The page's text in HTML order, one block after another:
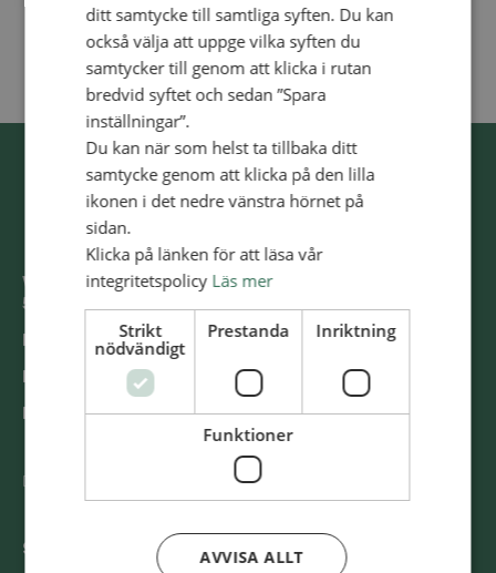
Västra Storgatan 14
553 15 Jönköping
E-post: info@alliansmissionen.se
Fler kontaktuppgifter >
Report irregularities / Rapportera oegentligheter >
@SvenskaAlliansmissionen
Swish
ditt samtycke till samtliga syften. Du kan
också välja att uppge vilka syften du
samtycker till genom att klicka i rutan
bredvid syftet och sedan ”Spara
inställningar”.
Du kan när som helst ta tillbaka ditt
samtycke genom att klicka på den lilla
ikonen i det nedre vänstra hörnet på
sidan.
Klicka på länken för att läsa vår
integritetspolicy Läs mer
Strikt
nödvändigt
Prestanda Inriktning
Funktioner
AVVISA ALLT